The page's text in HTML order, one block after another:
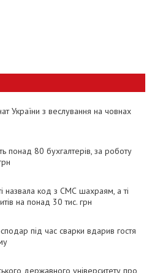
України з веслування на човнах
понад 80 бухгалтерів, за роботу
назвала код з СМС шахраям, а ті
на понад 30 тис. грн
під час сварки вдарив гостя
державного університету про